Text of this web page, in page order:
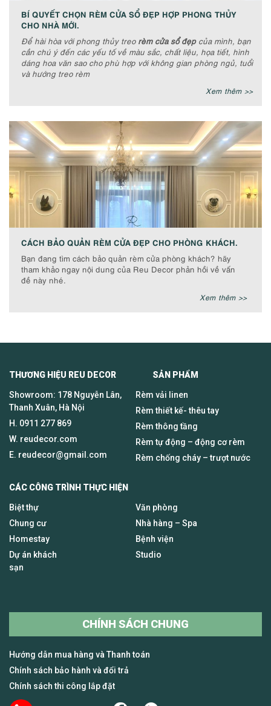
BÍ QUYẾT CHỌN RÈM CỬA SỔ ĐẸP HỢP PHONG THỦY
CHO NHÀ MỚI.
Để hài hòa với phong thủy treo rèm cửa sổ đẹpcủa mình, bạn
cần chú ý đến các yếu tố về màu sắc, chất liệu, họa tiết, hình
dáng hoa văn sao cho phù hợp với không gian phòng ngủ, tuổi
và hướng treo rèm
Xem thêm >>
CÁCH BẢO QUẢN RÈM CỬA ĐẸP CHO PHÒNG KHÁCH.
Bạn đang tìm cách bảo quản rèm cửa phòng khách? hãy
tham khảo ngay nội dung của Reu Decor phản hồi về vấn
đề này nhé.
Xem thêm >>
THƯƠNG HIỆU REU DECOR SẢN PHẨM
Showroom: 178 Nguyễn Lân,
Thanh Xuân, Hà Nội
H. 0911 277 869
W. reudecor.com
E. reudecor@gmail.com
Rèm vải linen
Rèm thiết kế- thêu tay
Rèm thông tầng
Rèm tự động – động cơ rèm
Rèm chống cháy – trượt nước
CÁC CÔNG TRÌNH THỰC HIỆN
Biệt thự
Chung cư
Homestay
Dự án khách
sạn
Văn phòng
Nhà hàng – Spa
Bệnh viện
Studio
CHÍNH SÁCH CHUNG
Hướng dẫn mua hàng và Thanh toán
Chính sách bảo hành và đổi trả
Chính sách thi công lắp đặt